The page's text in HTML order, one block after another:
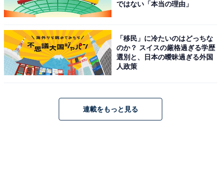
が林立しており、商業都市大阪としての景観を形成して
います。近隣には文化施設も多く立ち並び、国立国際美
術館や大阪市立科学館などがあります。洗練された都会
らしさがあることに加え、複数の路線が利用できる注目
のエリアといえそうです。
合は駅名の後にG（group）を、3つ以上の近接駅を統合
した場合はA（area）を付記しています。
ではない「本当の理由」
「移民」に冷たいのはどっちな
のか？ スイスの厳格過ぎる学歴
選別と、日本の曖昧過ぎる外国
人政策
連載をもっと見る